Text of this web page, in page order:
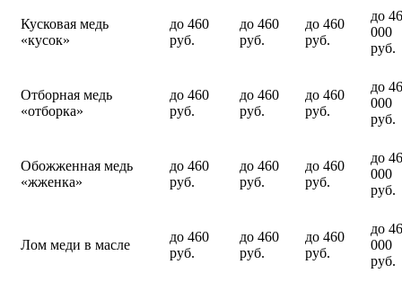
Кусковая медь
«кусок»
до 460
руб.
до 460
руб.
до 460
руб.
до
000
руб.
Отборная медь
«отборка»
до 460
руб.
до 460
руб.
до 460
руб.
до
000
руб.
Обожженная медь
«жженка»
до 460
руб.
до 460
руб.
до 460
руб.
до
000
руб.
Лом меди в масле
до 460
руб.
до 460
руб.
до 460
руб.
до
000
руб.